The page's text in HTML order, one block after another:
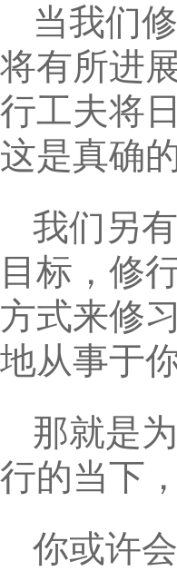
当我们
将有所进
行工夫将
这是真确
我们另
目标，修
方式来修
地从事于
那就是
行的当下
你或许